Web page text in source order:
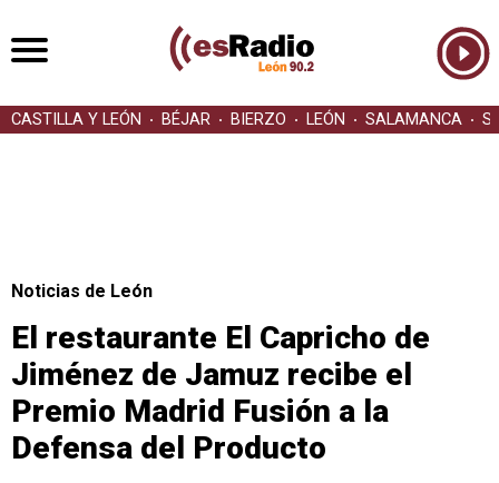
CASTILLA Y LEÓN BÉJAR BIERZO LEÓN SALAMANCA
Noticias de León
El restaurante El Capricho de
Jiménez de Jamuz recibe el
Premio Madrid Fusión a la
Defensa del Producto